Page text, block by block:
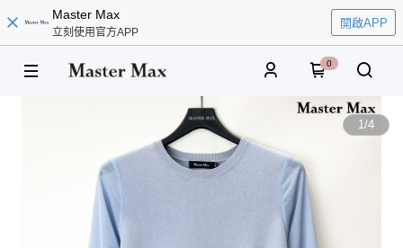
Master Max
立刻使用官方APP
開啟APP
0
1/4